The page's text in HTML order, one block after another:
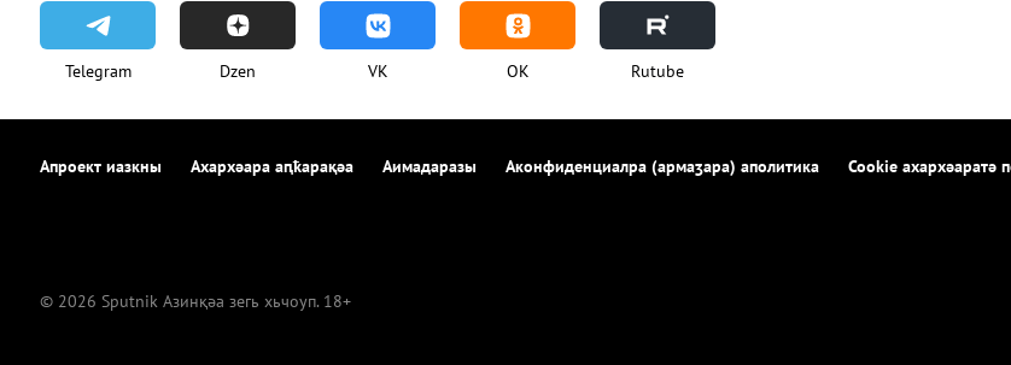
Telegram Dzen VK OK Rutube
Апроект иазкны Ахархәара аԥҟарақәа Аимадаразы Аконфиденциалра (армаӡара) аполитика Cookie ахархәаратә
© 2026 Sputnik Азинқәа зегь хьчоуп. 18+